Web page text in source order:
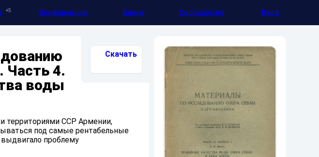
5 Конференции Блоги Сообщество Вход
Часть 4.
воды
Скачать
территориями ССР Армении,
под самые рентабельные
выдвигало проблему